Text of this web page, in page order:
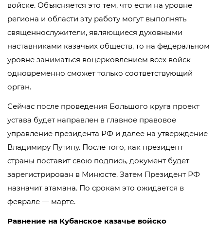
войске. Объясняется это тем, что если на уровне
региона и области эту работу могут выполнять
священнослужители, являющиеся духовными
наставниками казачьих обществ, то на федеральном
уровне заниматься воцерковлением всех войск
одновременно сможет только соответствующий
орган.
Сейчас после проведения Большого круга проект
устава будет направлен в главное правовое
управление президента РФ и далее на утверждение
Владимиру Путину. После того, как президент
страны поставит свою подпись, документ будет
зарегистрирован в Минюсте. Затем Президент РФ
назначит атамана. По срокам это ожидается в
феврале — марте.
Равнение на Кубанское казачье войско